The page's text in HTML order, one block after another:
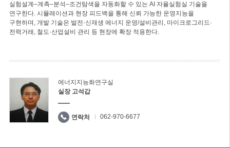
실험설계–계측–분석–조건탐색을 자동화할 수 있는 AI 자율실험실 기술을
연구한다. 시뮬레이션과 현장 피드백을 통해 신뢰 가능한 운영지능을
구현하며, 개발 기술은 발전·신재생 에너지 운영/설비관리, 마이크로그리드·
전력거래, 철도·산업설비 관리 등 현장에 확장 적용한다.
에너지지능화연구실
실장 고석갑
연락처 062-970-6677